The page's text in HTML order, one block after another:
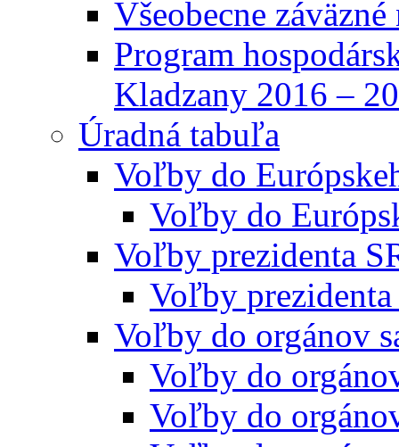
Všeobecne
Program
Kladzany 2016 –
Úradná tabuľa
Voľby do
Voľby do
Voľby prezidenta
Voľby
Voľby do orgánov
Voľby do
Voľby do